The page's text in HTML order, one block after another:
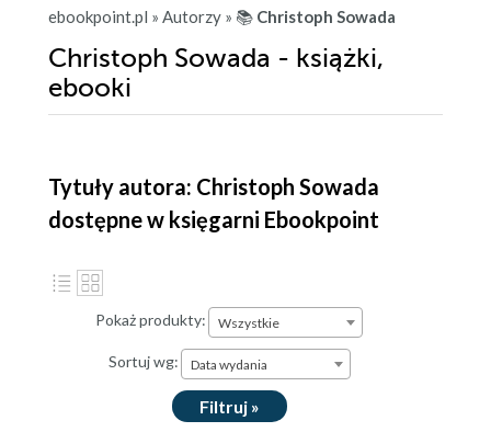
ebookpoint.pl » Autorzy » 📚 Christoph Sowada
Christoph Sowada - książki,
ebooki
Tytuły autora: Christoph Sowada
dostępne w księgarni Ebookpoint
Pokaż produkty: Wszystkie
Sortuj wg: Data wydania
Filtruj »